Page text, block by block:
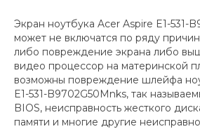
Экран ноутбука Acer Aspire E1-531-
может не включатся по ряду
либо повреждение экрана либо
видео процессор на материнской
возможны повреждение шлейфа
E1-531-B9702G50Mnks, так
BIOS, неисправность жесткого
памяти и многие другие